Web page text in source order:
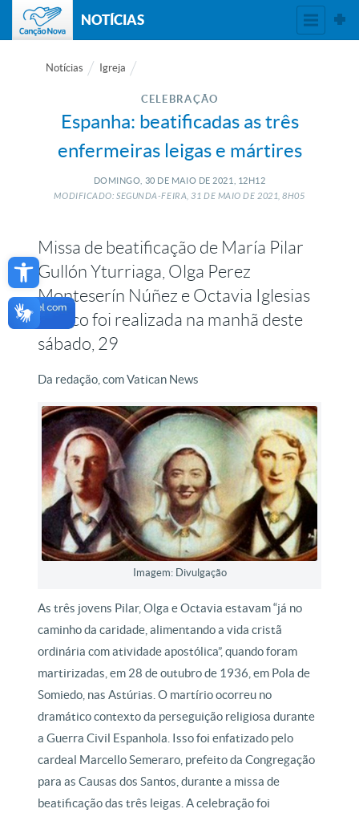
Open toolbar
NOTÍCIAS
Notícias Igreja
CELEBRAÇÃO
Espanha: beatificadas as três
enfermeiras leigas e mártires
DOMINGO, 30 DE MAIO DE 2021, 12H12
MODIFICADO: SEGUNDA-FEIRA, 31 DE MAIO DE2021, 8H05
Missa de beatificação de María Pilar
Gullón Yturriaga, Olga Perez
Monteserín Núñez e Octavia Iglesias
Blanco foi realizada na manhã deste
sábado, 29
Da redação, com Vatican News
Imagem: Divulgação
As três jovens Pilar, Olga e Octavia estavam “já no
caminho da caridade, alimentando a vida cristã
ordinária com atividade apostólica”, quando foram
martirizadas, em 28 de outubro de 1936, em Pola de
Somiedo, nas Astúrias. O martírio ocorreu no
dramático contexto da perseguição religiosa durante
a Guerra Civil Espanhola. Isso foi enfatizado pelo
cardeal Marcello Semeraro, prefeito da Congregação
para as Causas dos Santos, durante a missa de
beatificação das três leigas. A celebração foi